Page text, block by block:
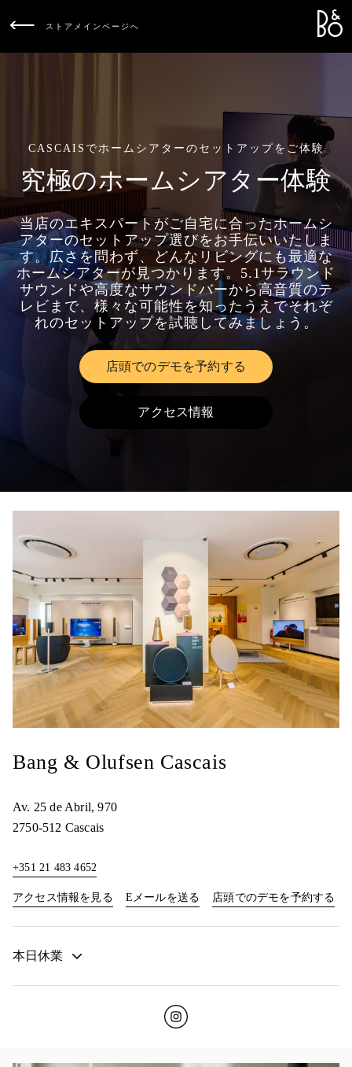
ストアメインページへ
CASCAISでホームシアターのセットアップをご体験
究極のホームシアター体験
当店のエキスパートがご自宅に合ったホームシ
アターのセットアップ選びをお手伝いいたしま
す。広さを問わず、どんなリビングにも最適な
ホームシアターが見つかります。5.1サラウンド
サウンドや高度なサウンドバーから高音質のテ
レビまで、様々な可能性を知ったうえでそれぞ
れのセットアップを試聴してみましょう。
店頭でのデモを予約する
Link Opens in New Tab
アクセス情報Link Opens in New Tab
Bang & Olufsen Cascais
Av. 25 de Abril, 970
2750-512 Cascais
+351 21 483 4652
アクセス情報を見る Link Opens in New Tab
Eメールを送る 店頭でのデモを予約する
本日休業
Click to open Instagram
Link Opens in New Tab